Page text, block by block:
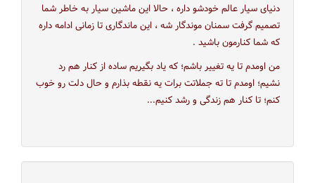
دنیای سیار عالم خودشو داره ، حالا این ماشین سیار به خاطر شما
تصمیم گرفت سمنان موندگار شه ، این‌ ماندگاری تا زمانی ادامه داره
که شما کنارمون باشید .
من اومدم تا یه تغییر باشم؛ كه ياد بگيريم ساده از كنار هم رد
نشيم؛ اومدم تا ته جملاتت برات یه نقطه بذارم و حال دلت رو خوب
كنم؛ تا کنار هم زندگی و رشد کنیم...